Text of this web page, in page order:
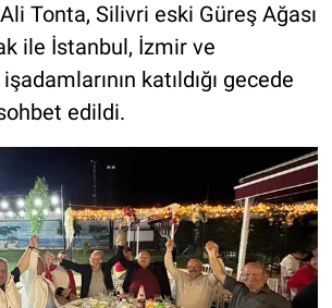
Tonta, Silivri eski Güreş Ağası
ile İstanbul, İzmir ve
katıldığı gecede
edildi.